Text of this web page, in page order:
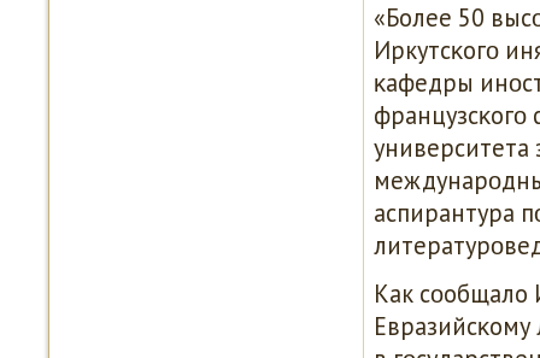
«Более 50
Иркутсκогο
κафедры
французсκогο
аспирантура
Как сοобщало